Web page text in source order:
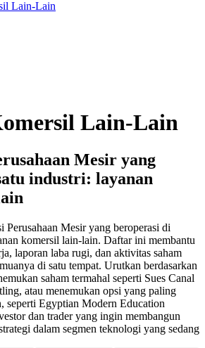
Lain-Lain
Lain-Lain
Mesir yang
industri: layanan
Perusahaan Mesir yang beroperasi di
komersil lain-lain. Daftar ini membantu
laporan laba rugi, dan aktivitas saham
di satu tempat. Urutkan berdasarkan
saham termahal seperti Sues Canal
atau menemukan opsi yang paling
seperti Egyptian Modern Education
dan trader yang ingin membangun
dalam segmen teknologi yang sedang